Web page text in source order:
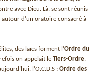
avec Dieu. Là, se sont réunis
autour d’un oratoire consacré à
des laïcs forment l’Ordre du
on appelait leTiers-Ordre,
l’O.C.D.S :Ordre des